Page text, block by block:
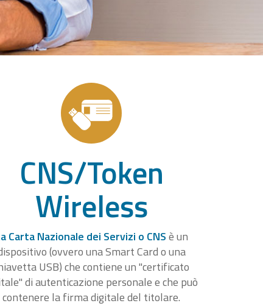
CNS/Token
Wireless
Carta Nazionale dei Servizi o CNSè un
(ovvero una Smart Card o una
USB) che contiene un "certificato
di autenticazione personale e che può
contenere la firma digitale del titolare.